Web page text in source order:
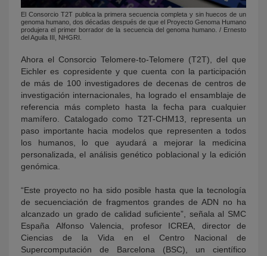
El Consorcio T2T publica la primera secuencia completa y sin huecos de un
genoma humano, dos décadas después de que el Proyecto Genoma Humano
produjera el primer borrador de la secuencia del genoma humano. / Ernesto
del Aguila III, NHGRI.
Ahora el Consorcio Telomere-to-Telomere (T2T), del que
Eichler es copresidente y que cuenta con la participación
de más de 100 investigadores de decenas de centros de
investigación internacionales, ha logrado el ensamblaje de
referencia más completo hasta la fecha para cualquier
mamífero. Catalogado como T2T-CHM13, representa un
paso importante hacia modelos que representen a todos
los humanos, lo que ayudará a mejorar la medicina
personalizada, el análisis genético poblacional y la edición
genómica.
“Este proyecto no ha sido posible hasta que la tecnología
de secuenciación de fragmentos grandes de ADN no ha
alcanzado un grado de calidad suficiente”, señala al SMC
España Alfonso Valencia, profesor ICREA, director de
Ciencias de la Vida en el Centro Nacional de
Supercomputación de Barcelona (BSC), un científico